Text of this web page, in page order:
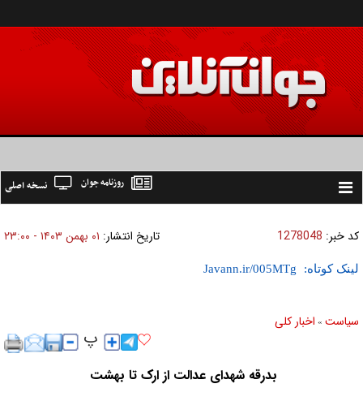
Toggle
نسخه اصلی روزنامه جوان
کد خبر: 1278048 تاریخ انتشار: ۰۱ بهمن ۱۴۰۳ - ۲۳:۰۰
لینک کوتاه:
سیاست » اخبار کلی
بدرقه شهدای عدالت از ارک تا بهشت